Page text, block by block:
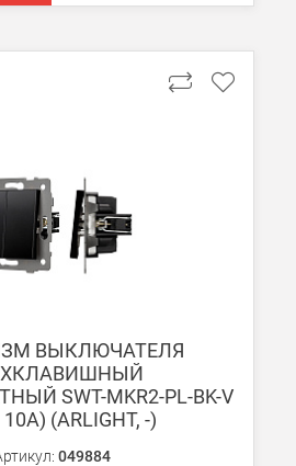
ВЫКЛЮЧАТЕЛЯ
SWT-MKR2-PL-BK-V
10A) (ARLIGHT, -)
049884